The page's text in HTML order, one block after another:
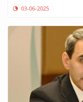
03-06-2025